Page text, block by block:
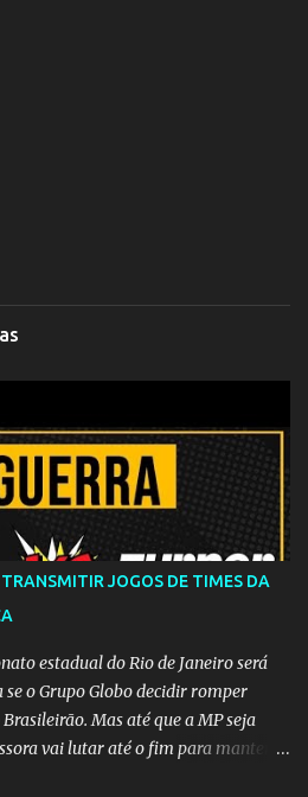
JOGOS DE TIMES DA
estadual do Rio de Janeiro será
o Grupo Globo decidir romper
Mas até que a MP seja
vai lutar até o fim para manter o